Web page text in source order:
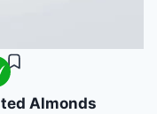
Almonds